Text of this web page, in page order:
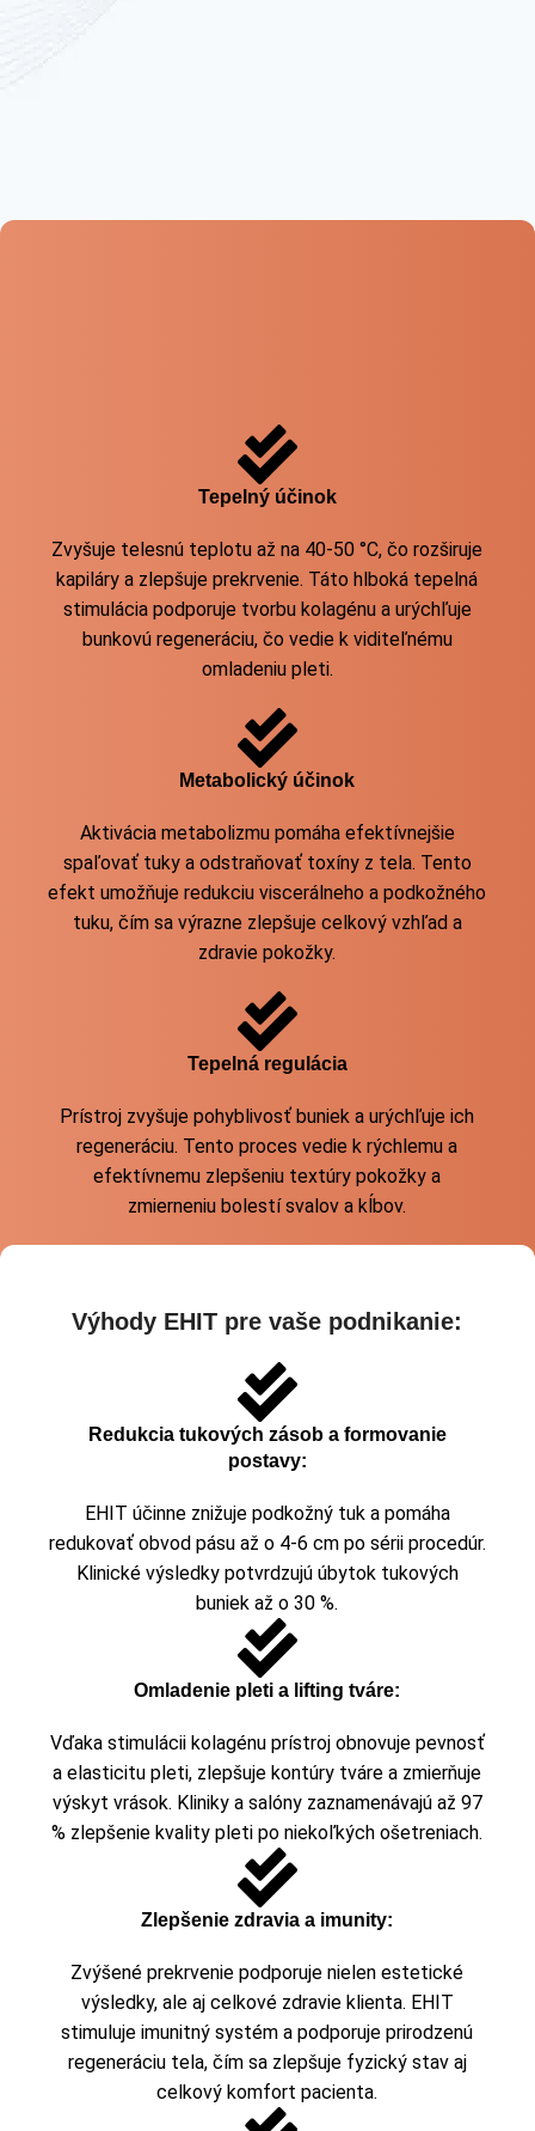
Tepelný účinok
Zvyšuje telesnú teplotu až na 40-50 °C, čo rozširuje
kapiláry a zlepšuje prekrvenie. Táto hlboká tepelná
stimulácia podporuje tvorbu kolagénu a urýchľuje
bunkovú regeneráciu, čo vedie k viditeľnému
omladeniu pleti.
Metabolický účinok
Aktivácia metabolizmu pomáha efektívnejšie
spaľovať tuky a odstraňovať toxíny z tela. Tento
efekt umožňuje redukciu viscerálneho a podkožného
tuku, čím sa výrazne zlepšuje celkový vzhľad a
zdravie pokožky.
Tepelná regulácia
Prístroj zvyšuje pohyblivosť buniek a urýchľuje ich
regeneráciu. Tento proces vedie k rýchlemu a
efektívnemu zlepšeniu textúry pokožky a
zmierneniu bolestí svalov a kĺbov.
Výhody EHIT pre vaše podnikanie:
Redukcia tukových zásob a formovanie
postavy:
EHIT účinne znižuje podkožný tuk a pomáha
redukovať obvod pásu až o 4-6 cm po sérii procedúr.
Klinické výsledky potvrdzujú úbytok tukových
buniek až o 30 %.
Omladenie pleti a lifting tváre:
Vďaka stimulácii kolagénu prístroj obnovuje pevnosť
a elasticitu pleti, zlepšuje kontúry tváre a zmierňuje
výskyt vrások. Kliniky a salóny zaznamenávajú až 97
% zlepšenie kvality pleti po niekoľkých ošetreniach.
Zlepšenie zdravia a imunity:
Zvýšené prekrvenie podporuje nielen estetické
výsledky, ale aj celkové zdravie klienta. EHIT
stimuluje imunitný systém a podporuje prirodzenú
regeneráciu tela, čím sa zlepšuje fyzický stav aj
celkový komfort pacienta.